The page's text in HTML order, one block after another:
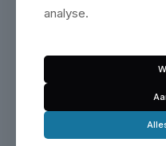
NEXT MSS opstelling
hoog – 5026mm | Sonic
€
+
analyse.